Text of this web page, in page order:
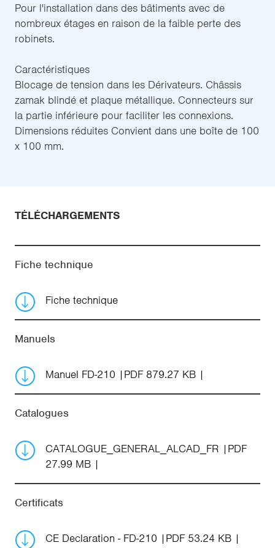
Pour l'installation dans des bâtiments avec de
nombreux étages en raison de la faible perte des
robinets.
Caractéristiques
Blocage de tension dans les Dérivateurs. Châssis
zamak blindé et plaque métallique. Connecteurs sur
la partie inférieure pour faciliter les connexions.
Dimensions réduites Convient dans une boîte de 100
x 100 mm.
TÉLÉCHARGEMENTS
Fiche technique
Fiche technique
Manuels
Manuel FD-210 PDF 879.27 KB
Catalogues
CATALOGUE_GENERAL_ALCAD_FR
PDF
27.99 MB
Certificats
CE Declaration - FD-210 PDF 53.24 KB